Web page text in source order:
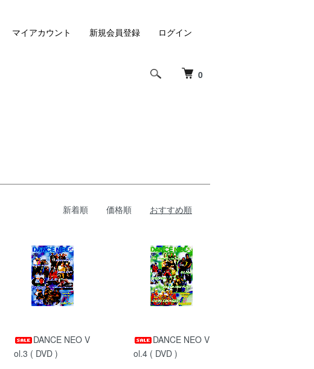
0
マイアカウント 新規会員登録 ログイン
新着順 価格順 おすすめ順
DANCE NEO V
ol.3 ( DVD )
DANCE NEO V
ol.4 ( DVD )